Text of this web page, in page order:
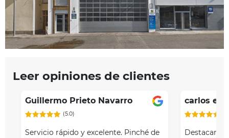
Leer opiniones de clientes
Guillermo Prieto Navarro
(5.0)
Servicio rápido y excelente. Pinché de
carlos
Destacan